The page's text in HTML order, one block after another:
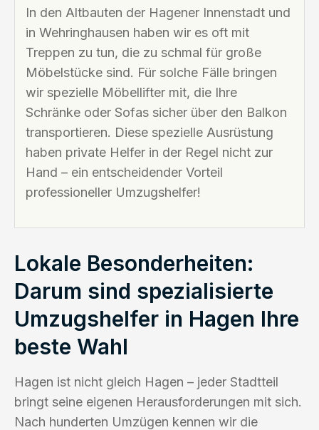
In den Altbauten der Hagener Innenstadt und
in Wehringhausen haben wir es oft mit
Treppen zu tun, die zu schmal für große
Möbelstücke sind. Für solche Fälle bringen
wir spezielle Möbellifter mit, die Ihre
Schränke oder Sofas sicher über den Balkon
transportieren. Diese spezielle Ausrüstung
haben private Helfer in der Regel nicht zur
Hand – ein entscheidender Vorteil
professioneller Umzugshelfer!
Lokale Besonderheiten:
Darum sind spezialisierte
Umzugshelfer in Hagen Ihre
beste Wahl
Hagen ist nicht gleich Hagen – jeder Stadtteil
bringt seine eigenen Herausforderungen mit sich.
Nach hunderten Umzügen kennen wir die